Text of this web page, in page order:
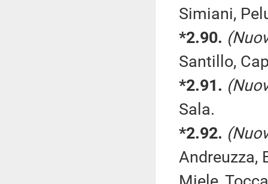
Simiani,
*2.90.
Santillo,
*2.91.
Sala.
*2.92.
Andreuzza,